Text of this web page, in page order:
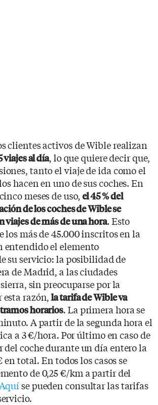
clientes activos de Wible realizan
viajes al día, lo que quiere decir que,
tanto el viaje de ida como el
hacen en uno de sus coches. En
meses de uso, el 45 % del
de los coches de Wible se
viajes de más de una hora. Esto
los más de 45.000 inscritos en la
entendido el elemento
su servicio: la posibilidad de
de Madrid, a las ciudades
sin preocuparse por la
esta razón,la tarifa de Wible va
horarios. La primera hora se
A partir de la segunda hora el
a 3 €/hora. Por último en caso de
del coche durante un día entero la
en total. En todos los casos se
de 0,25 €/km a partir del
se pueden consultar las tarifas